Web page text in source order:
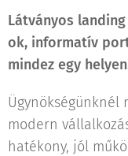
Látványos
ok, informatív
mindez egy
Ügynökségünknél
modern
hatékony, jól